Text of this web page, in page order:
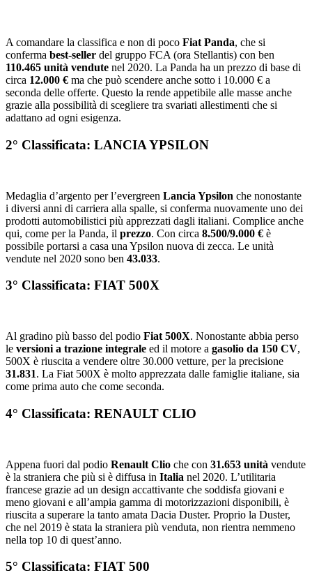
A comandare la classifica e non di poco Fiat Panda, che si
conferma best-seller del gruppo FCA (ora Stellantis) con ben
110.465 unità vendute nel 2020. La Panda ha un prezzo di base di
circa 12.000 € ma che può scendere anche sotto i 10.000 € a
seconda delle offerte. Questo la rende appetibile alle masse anche
grazie alla possibilità di scegliere tra svariati allestimenti che si
adattano ad ogni esigenza.
2° Classificata: LANCIA YPSILON
Medaglia d’argento per l’evergreen Lancia Ypsilon che nonostante
i diversi anni di carriera alla spalle, si conferma nuovamente uno dei
prodotti automobilistici più apprezzati dagli italiani. Complice anche
qui, come per la Panda, il prezzo. Con circa 8.500/9.000 € è
possibile portarsi a casa una Ypsilon nuova di zecca. Le unità
vendute nel 2020 sono ben 43.033.
3° Classificata: FIAT 500X
Al gradino più basso del podio Fiat 500X. Nonostante abbia perso
le versioni a trazione integrale ed il motore a gasolio da 150 CV,
500X è riuscita a vendere oltre 30.000 vetture, per la precisione
31.831. La Fiat 500X è molto apprezzata dalle famiglie italiane, sia
come prima auto che come seconda.
4° Classificata: RENAULT CLIO
Appena fuori dal podio Renault Clio che con 31.653 unità vendute
è la straniera che più si è diffusa in Italia nel 2020. L’utilitaria
francese grazie ad un design accattivante che soddisfa giovani e
meno giovani e all’ampia gamma di motorizzazioni disponibili, è
riuscita a superare la tanto amata Dacia Duster. Proprio la Duster,
che nel 2019 è stata la straniera più venduta, non rientra nemmeno
nella top 10 di quest’anno.
5° Classificata: FIAT 500